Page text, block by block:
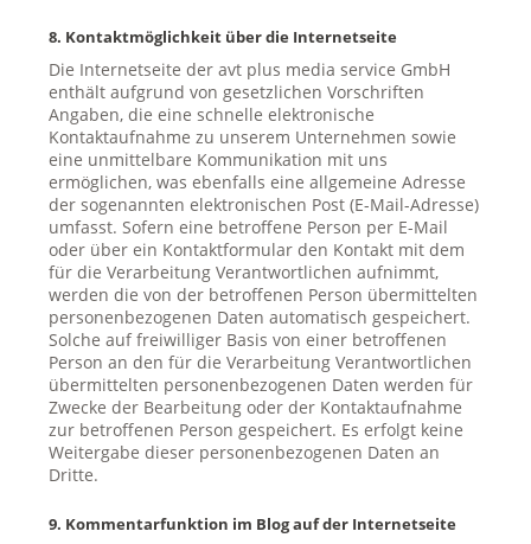
8. Kontaktmöglichkeit über die Internetseite
Die Internetseite der avt plus media service GmbH
enthält aufgrund von gesetzlichen Vorschriften
Angaben, die eine schnelle elektronische
Kontaktaufnahme zu unserem Unternehmen sowie
eine unmittelbare Kommunikation mit uns
ermöglichen, was ebenfalls eine allgemeine Adresse
der sogenannten elektronischen Post (E-Mail-Adresse)
umfasst. Sofern eine betroffene Person per E-Mail
oder über ein Kontaktformular den Kontakt mit dem
für die Verarbeitung Verantwortlichen aufnimmt,
werden die von der betroffenen Person übermittelten
personenbezogenen Daten automatisch gespeichert.
Solche auf freiwilliger Basis von einer betroffenen
Person an den für die Verarbeitung Verantwortlichen
übermittelten personenbezogenen Daten werden für
Zwecke der Bearbeitung oder der Kontaktaufnahme
zur betroffenen Person gespeichert. Es erfolgt keine
Weitergabe dieser personenbezogenen Daten an
Dritte.
9. Kommentarfunktion im Blog auf der Internetseite